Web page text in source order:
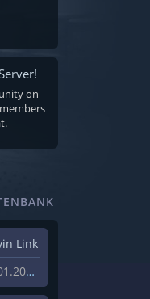
on
Link
25.01.2024